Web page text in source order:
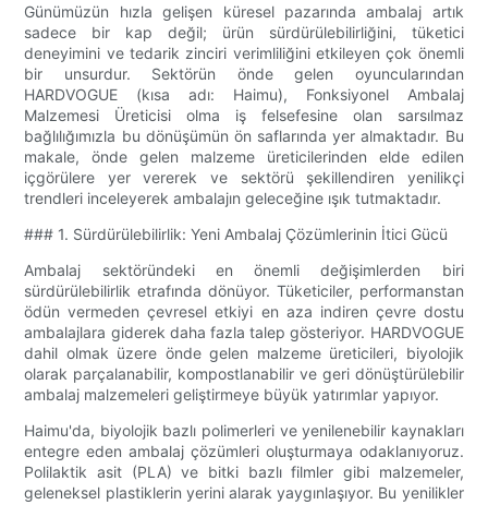
Günümüzün hızla gelişen küresel pazarında ambalaj artık
sadece bir kap değil; ürün sürdürülebilirliğini, tüketici
deneyimini ve tedarik zinciri verimliliğini etkileyen çok önemli
bir unsurdur. Sektörün önde gelen oyuncularından
HARDVOGUE (kısa adı: Haimu), Fonksiyonel Ambalaj
Malzemesi Üreticisi olma iş felsefesine olan sarsılmaz
bağlılığımızla bu dönüşümün ön saflarında yer almaktadır. Bu
makale, önde gelen malzeme üreticilerinden elde edilen
içgörülere yer vererek ve sektörü şekillendiren yenilikçi
trendleri inceleyerek ambalajın geleceğine ışık tutmaktadır.
### 1. Sürdürülebilirlik: Yeni Ambalaj Çözümlerinin İtici Gücü
Ambalaj sektöründeki en önemli değişimlerden biri
sürdürülebilirlik etrafında dönüyor. Tüketiciler, performanstan
ödün vermeden çevresel etkiyi en aza indiren çevre dostu
ambalajlara giderek daha fazla talep gösteriyor. HARDVOGUE
dahil olmak üzere önde gelen malzeme üreticileri, biyolojik
olarak parçalanabilir, kompostlanabilir ve geri dönüştürülebilir
ambalaj malzemeleri geliştirmeye büyük yatırımlar yapıyor.
Haimu'da, biyolojik bazlı polimerleri ve yenilenebilir kaynakları
entegre eden ambalaj çözümleri oluşturmaya odaklanıyoruz.
Polilaktik asit (PLA) ve bitki bazlı filmler gibi malzemeler,
geleneksel plastiklerin yerini alarak yaygınlaşıyor. Bu yenilikler